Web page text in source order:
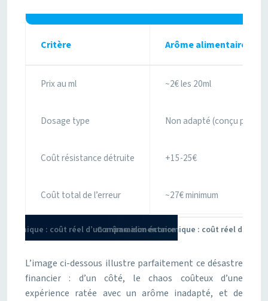
Comparaison économique : coût réel d’un
Critère Arôme alimentaire
Prix au ml ~2€ les 20ml
Dosage type Non adapté (conçu pour
Coût résistance détruite +15-25€
Coût total de l’erreur ~27€ minimum
L’image ci-dessous illustre parfaitement ce désastre
financier : d’un côté, le chaos coûteux d’une
expérience ratée avec un arôme inadapté, et de